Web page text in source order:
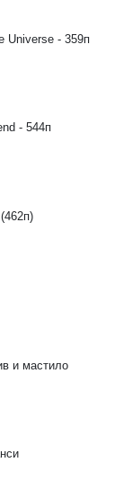
Universe - 359п
- 544п
и мастило